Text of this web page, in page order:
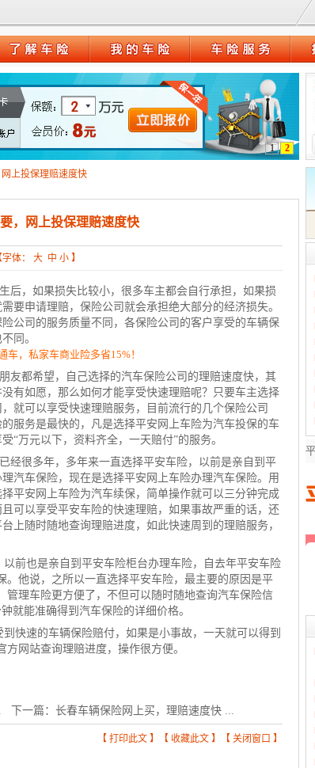
1 2
上投保理赔速度快
，网上投保理赔速度快
字体： 大 中 小 】
后，如果损失比较小，很多车主都会自行承担，如果损
要申请理赔，保险公司就会承担绝大部分的经济损失。
公司的服务质量不同，各保险公司的客户享受的车辆保
同。
车，私家车商业险多省15%！
友都希望，自己选择的汽车保险公司 的理赔速度快，其
有如愿，那么如何才能享受快速理赔呢？只要车主选择
就可以享受快速理赔服务，目前流行的几个保险公司
服务是最快的，凡是选择平安网上车险为汽车投保的车
“万元以下，资料齐全，一天赔付”的服务。
经很多年，多年来一直选择平安车险，以前是亲自到平
汽车保险，现在是选择平安网上车险办理汽车保险。用
平安网上车险为汽车续保，简单操作就可以三分钟完成
可以享受平安车险的快速理赔，如果事故严重的话，还
上随时随地查询理赔进度，如此快速周到的理赔服务，
前也是亲自到平安车险柜台办理车险，自去年平安车险
他说，之所以一直选择平安车险，最主要的原因是平
管理车险更方便了，不但可以随时随地查询汽车保险信
钟就能准确得到汽车保险的详细价格。
快速的车辆保险赔付，如果是小事故，一天就可以得到
网站查询理赔进度，操作很方便。
下一篇： 长春车辆保险网上买，理赔速度快 ...
【 打印此文 】【 收藏此文 】【 关闭窗口 】